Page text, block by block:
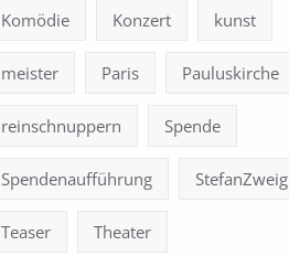
Komödie Konzert kunst
meister Paris Pauluskirche
reinschnuppern Spende
Spendenaufführung StefanZweig
Teaser Theater